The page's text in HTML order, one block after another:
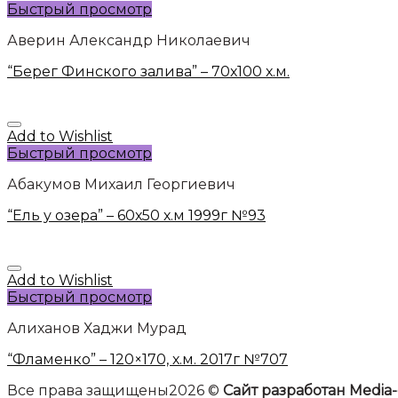
Быстрый просмотр
Аверин Александр Николаевич
“Берег Финского залива” – 70х100 х.м.
Add to Wishlist
Быстрый просмотр
Абакумов Михаил Георгиевич
“Ель у озера” – 60х50 х.м 1999г №93
Add to Wishlist
Быстрый просмотр
Алиханов Хаджи Мурад
“Фламенко” – 120×170, х.м. 2017г №707
Все права защищены2026 © Сайт разработан